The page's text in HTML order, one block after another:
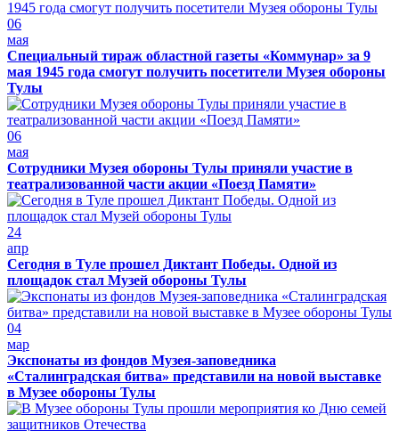
06
мая
Специальный тираж областной газеты «Коммунар» за 9
мая 1945 года смогут получить посетители Музея обороны
Тулы
06
мая
Сотрудники Музея обороны Тулы приняли участие в
театрализованной части акции «Поезд Памяти»
24
апр
Сегодня в Туле прошел Диктант Победы. Одной из
площадок стал Музей обороны Тулы
04
мар
Экспонаты из фондов Музея-заповедника
«Сталинградская битва» представили на новой выставке
в Музее обороны Тулы